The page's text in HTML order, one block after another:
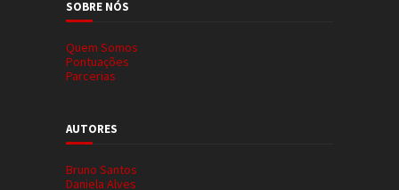
SOBRE NÓS
Quem Somos
Pontuações
Parcerias
AUTORES
Bruno Santos
Daniela Alves